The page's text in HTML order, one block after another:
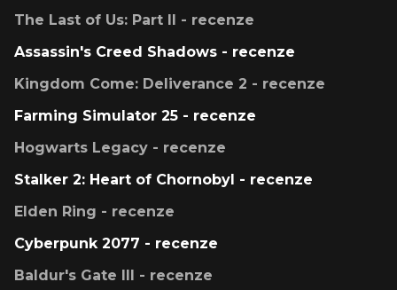
The Last of Us: Part II - recenze
Assassin's Creed Shadows - recenze
Kingdom Come: Deliverance 2 - recenze
Farming Simulator 25 - recenze
Hogwarts Legacy - recenze
Stalker 2: Heart of Chornobyl - recenze
Elden Ring - recenze
Cyberpunk 2077 - recenze
Baldur's Gate III - recenze